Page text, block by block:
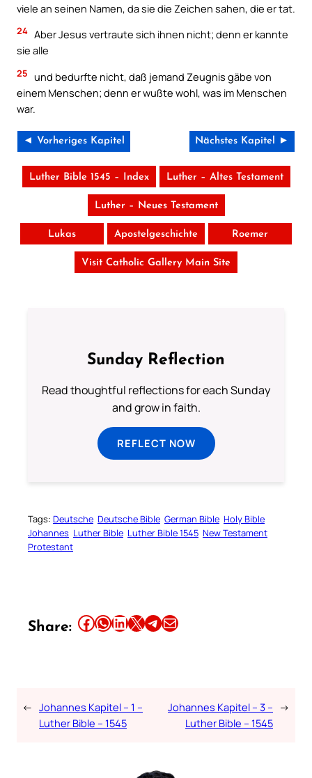
viele an seinen Namen, da sie die Zeichen sahen, die er tat.
24 Aber Jesus vertraute sich ihnen nicht; denn er kannte
sie alle
25 und bedurfte nicht, daß jemand Zeugnis gäbe von
einem Menschen; denn er wußte wohl, was im Menschen
war.
◄ Vorheriges Kapitel Nächstes Kapitel ►
Luther Bible 1545 – Index Luther – Altes Testament
Luther – Neues Testament
Lukas Apostelgeschichte Roemer
Visit Catholic Gallery Main Site
Sunday Reflection
Read thoughtful reflections for each Sunday
and grow in faith.
REFLECT NOW
Tags: Deutsche Deutsche Bible German Bible Holy Bible
Johannes Luther Bible Luther Bible 1545 New Testament
Protestant
Share: Share this article on Facebook Share this article on WhatsApp Share this article on LinkedIn Share this article on X Share this article on TelegramEmail this Article
← Johannes Kapitel – 1 –
Luther Bible – 1545
Johannes Kapitel – 3 –
Luther Bible – 1545
→